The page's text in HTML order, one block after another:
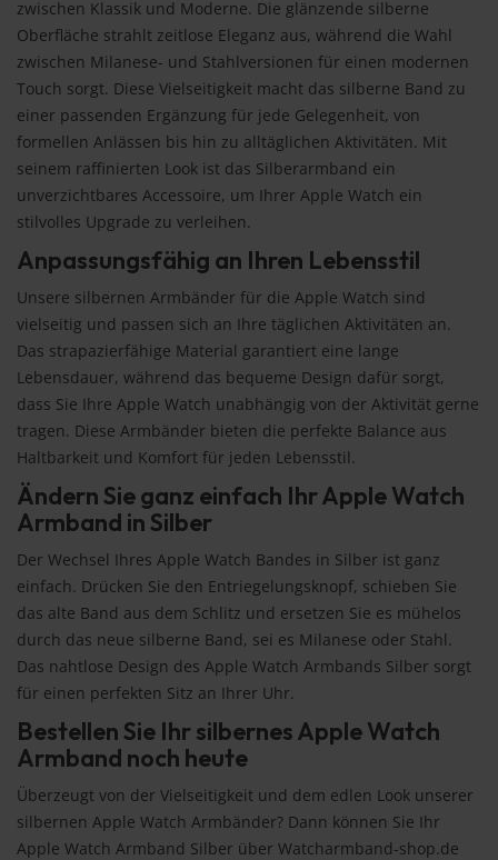
zwischen Klassik und Moderne. Die glänzende silberne
Oberfläche strahlt zeitlose Eleganz aus, während die Wahl
zwischen Milanese- und Stahlversionen für einen modernen
Touch sorgt. Diese Vielseitigkeit macht das silberne Band zu
einer passenden Ergänzung für jede Gelegenheit, von
formellen Anlässen bis hin zu alltäglichen Aktivitäten. Mit
seinem raffinierten Look ist das Silberarmband ein
unverzichtbares Accessoire, um Ihrer Apple Watch ein
stilvolles Upgrade zu verleihen.
Anpassungsfähig an Ihren Lebensstil
Unsere silbernen Armbänder für die Apple Watch sind
vielseitig und passen sich an Ihre täglichen Aktivitäten an.
Das strapazierfähige Material garantiert eine lange
Lebensdauer, während das bequeme Design dafür sorgt,
dass Sie Ihre Apple Watch unabhängig von der Aktivität gerne
tragen. Diese Armbänder bieten die perfekte Balance aus
Haltbarkeit und Komfort für jeden Lebensstil.
Ändern Sie ganz einfach Ihr Apple Watch
Armband in Silber
Der Wechsel Ihres Apple Watch Bandes in Silber ist ganz
einfach. Drücken Sie den Entriegelungsknopf, schieben Sie
das alte Band aus dem Schlitz und ersetzen Sie es mühelos
durch das neue silberne Band, sei es Milanese oder Stahl.
Das nahtlose Design des Apple Watch Armbands Silber sorgt
für einen perfekten Sitz an Ihrer Uhr.
Bestellen Sie Ihr silbernes Apple Watch
Armband noch heute
Überzeugt von der Vielseitigkeit und dem edlen Look unserer
silbernen Apple Watch Armbänder? Dann können Sie Ihr
Apple Watch Armband Silber über Watcharmband-shop.de